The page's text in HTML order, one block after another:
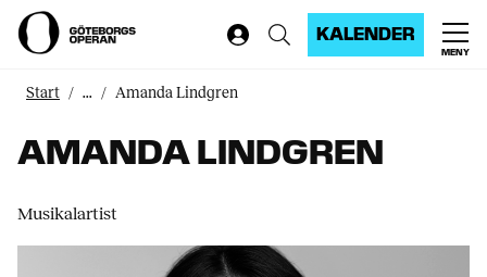
KALENDER
MENY
Start ... Amanda Lindgren
AMANDA LINDGREN
Musikalartist